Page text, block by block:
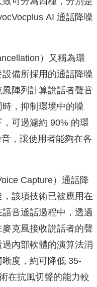
AI 通話降噪
）又稱為環
備所採用的通話降噪
陣列計算說話者聲音
，抑制環境中的噪
可過濾約 90% 的環
，讓使用者能夠在各
Capture）通話降
該項技術已被應用在
音通話過程中，透過
克風接收說話者的聲
內部軟體的演算法消
度，約可降低 35-
在抗風切聲的能力較